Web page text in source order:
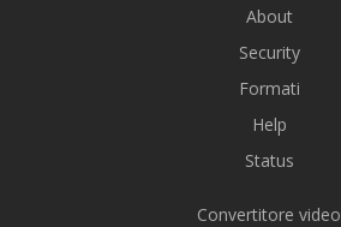
About
Security
Formati
Help
Status
Convertitore video